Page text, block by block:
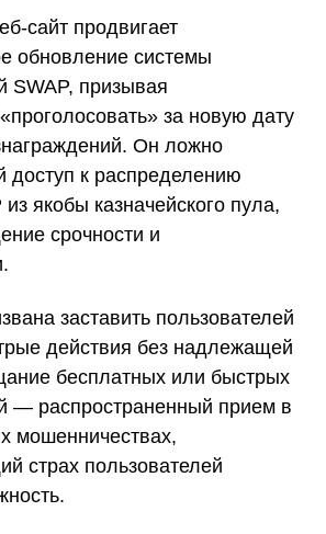
сайт продвигает
обновление системы
SWAP, призывая
за новую дату
Он ложно
доступ к распределению
якобы казначейского пула,
срочности и
заставить пользователей
действия без надлежащей
бесплатных или быстрых
— распространенный прием в
мошенничествах,
страх пользователей